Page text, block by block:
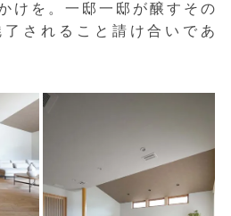
けを。一邸一邸が醸すその
されること請け合いであ